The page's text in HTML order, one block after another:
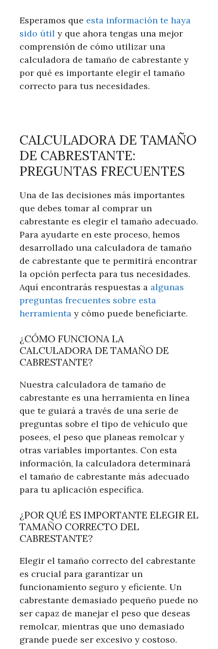
Esperamos que esta información te haya
sido útil y que ahora tengas una mejor
comprensión de cómo utilizar una
calculadora de tamaño de cabrestante y
por qué es importante elegir el tamaño
correcto para tus necesidades.
CALCULADORA DE TAMAÑO
DE CABRESTANTE:
PREGUNTAS FRECUENTES
Una de las decisiones más importantes
que debes tomar al comprar un
cabrestante es elegir el tamaño adecuado.
Para ayudarte en este proceso, hemos
desarrollado una calculadora de tamaño
de cabrestante que te permitirá encontrar
la opción perfecta para tus necesidades.
Aquí encontrarás respuestas a algunas
preguntas frecuentes sobre esta
herramienta y cómo puede beneficiarte.
¿CÓMO FUNCIONA LA
CALCULADORA DE TAMAÑO DE
CABRESTANTE?
Nuestra calculadora de tamaño de
cabrestante es una herramienta en línea
que te guiará a través de una serie de
preguntas sobre el tipo de vehículo que
posees, el peso que planeas remolcar y
otras variables importantes. Con esta
información, la calculadora determinará
el tamaño de cabrestante más adecuado
para tu aplicación específica.
¿POR QUÉ ES IMPORTANTE ELEGIR EL
TAMAÑO CORRECTO DEL
CABRESTANTE?
Elegir el tamaño correcto del cabrestante
es crucial para garantizar un
funcionamiento seguro y eficiente. Un
cabrestante demasiado pequeño puede no
ser capaz de manejar el peso que deseas
remolcar, mientras que uno demasiado
grande puede ser excesivo y costoso.